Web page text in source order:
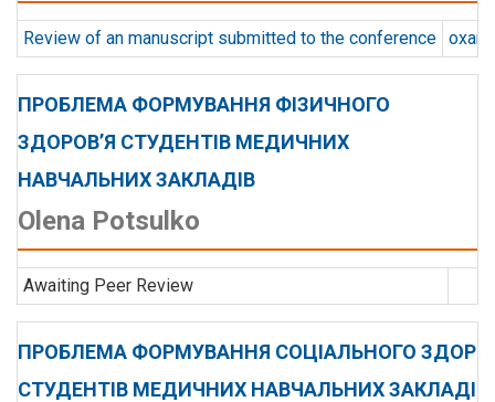
Review of an manuscript submitted to the conference
ПРОБЛЕМА ФОРМУВАННЯ ФІЗИЧНОГО
ЗДОРОВ’Я СТУДЕНТІВ МЕДИЧНИХ
НАВЧАЛЬНИХ ЗАКЛАДІВ
Olena Potsulko
Awaiting Peer Review
ПРОБЛЕМА ФОРМУВАННЯ СОЦІАЛЬНОГО
СТУДЕНТІВ МЕДИЧНИХ НАВЧАЛЬНИХ ЗАКЛАДІВ